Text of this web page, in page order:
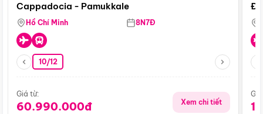
Cappadocia - Pamukkale
Hồ Chí Minh 8N7Đ
10/12
Giá từ:
60.990.000đ Xem chi tiết